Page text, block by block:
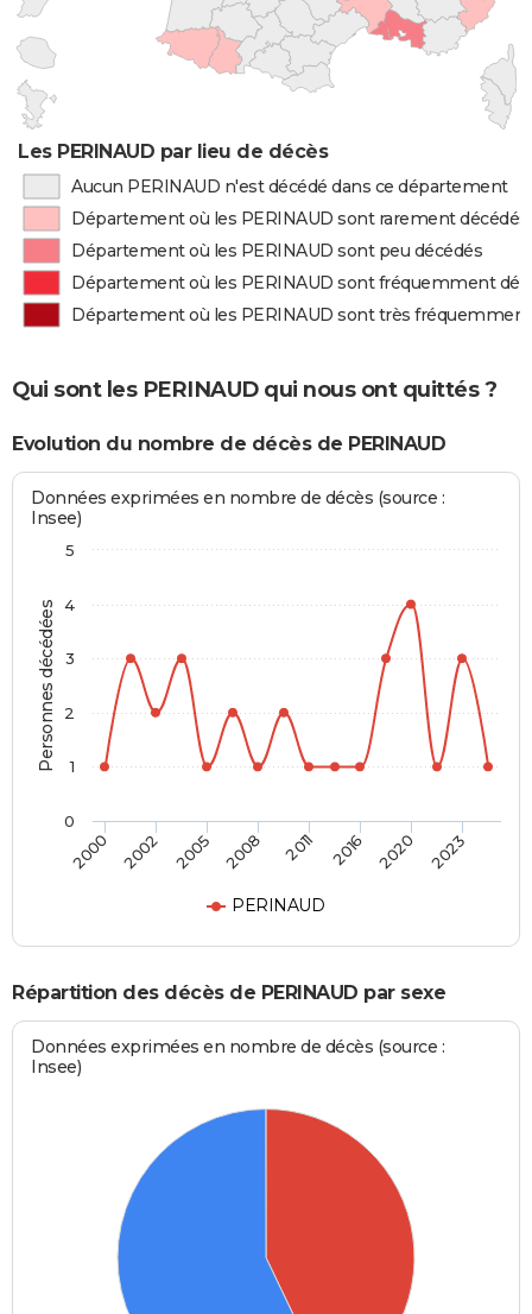
Les PERINAUD par lieu de décès
Aucun PERINAUD n'est décédé dans ce département
Département où les PERINAUD sont rarement décédés
Département où les PERINAUD sont peu décédés
Département où les PERINAUD sont fréquemment
Département où les PERINAUD sont très
Qui sont les PERINAUD qui nous ont quittés ?
Evolution du nombre de décès de PERINAUD
Personnes décédées
Données exprimées en nombre de décès (source :
Insee)
PERINAUD
2000 2002 2005 2008 2011 2016 2020 2023
0
1
2
3
4
5
Répartition des décès de PERINAUD par sexe
Données exprimées en nombre de décès (source :
Insee)